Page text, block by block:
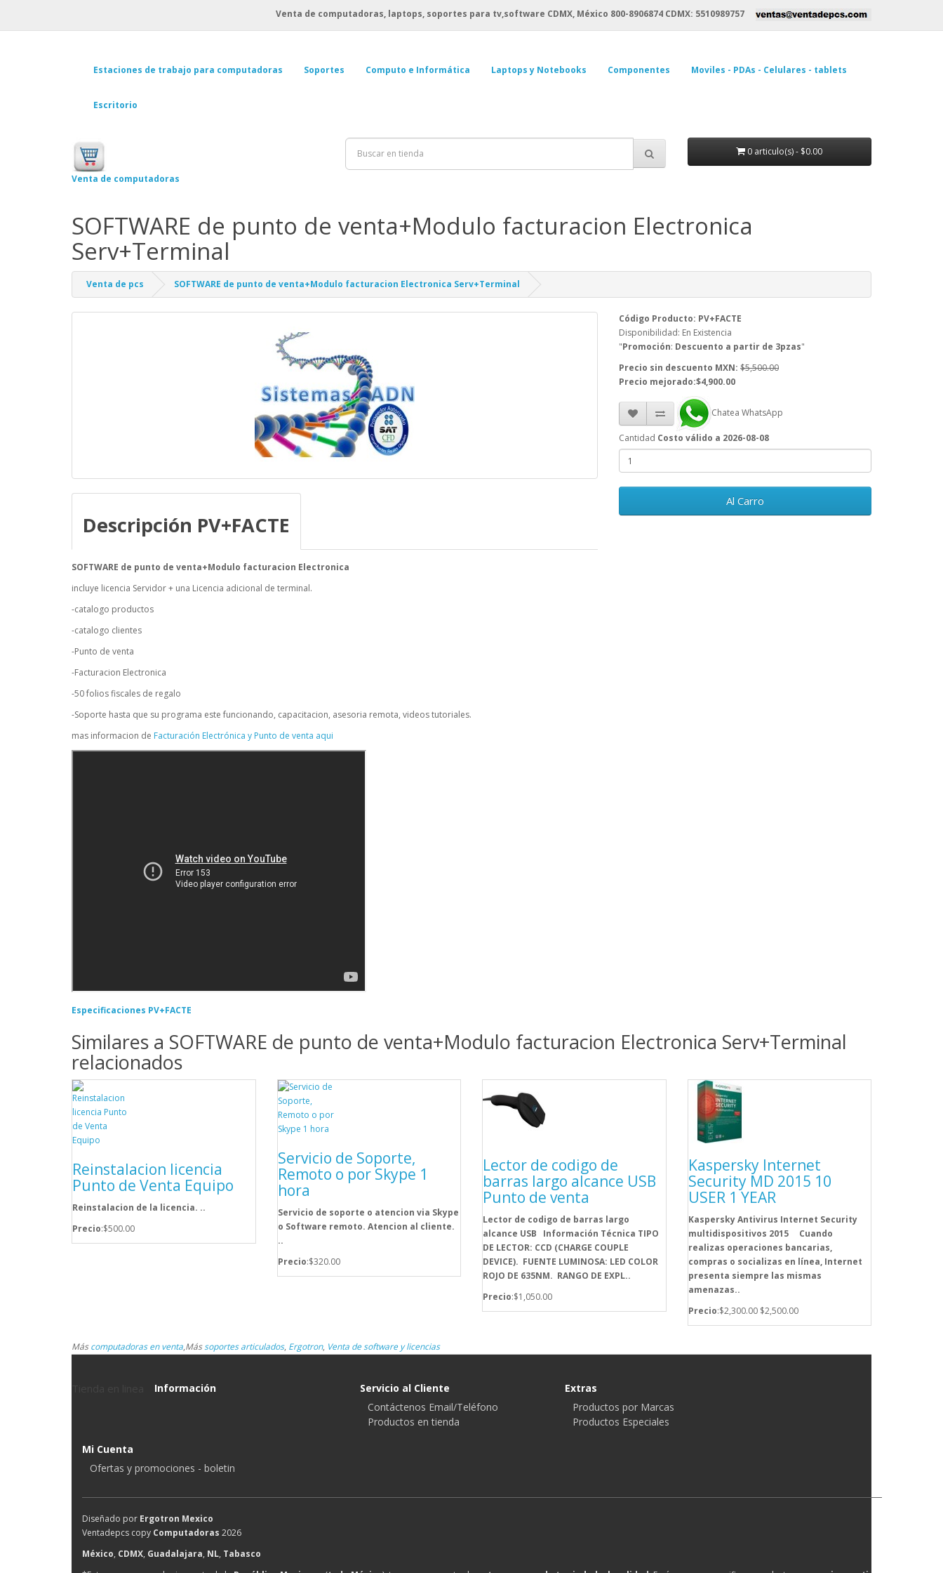
Venta de computadoras, laptops, soportes para tv,software CDMX, México 800-8906874 CDMX: 5510989757
Estaciones de trabajo para computadoras Soportes Computo e Informática Laptops y Notebooks Componentes Moviles - PDAs - Celulares - tablets
Escritorio
Venta de computadoras
0 articulo(s) - $0.00
SOFTWARE de punto de venta+Modulo facturacion Electronica
Serv+Terminal
Venta de pcs SOFTWARE de punto de venta+Modulo facturacion Electronica Serv+Terminal
Descripción PV+FACTE
SOFTWARE de punto de venta+Modulo facturacion Electronica
incluye licencia Servidor + una Licencia adicional de terminal.
-catalogo productos
-catalogo clientes
-Punto de venta
-Facturacion Electronica
-50 folios fiscales de regalo
-Soporte hasta que su programa este funcionando, capacitacion, asesoria remota, videos tutoriales.
mas informacion de Facturación Electrónica y Punto de venta aqui
Código Producto: PV+FACTE
Disponibilidad: En Existencia
"Promoción: Descuento a partir de 3pzas"
Precio sin descuento MXN: $5,500.00
Precio mejorado:$4,900.00
Chatea WhatsApp
Cantidad Costo válido a 2026-08-08
Al Carro
Especificaciones PV+FACTE
Similares a SOFTWARE de punto de venta+Modulo facturacion Electronica Serv+Terminal
relacionados
Reinstalacion licencia
Punto de Venta Equipo
Reinstalacion de la licencia. ..
Precio:$500.00
Servicio de Soporte,
Remoto o por Skype 1
hora
Servicio de soporte o atencion via Skype
o Software remoto. Atencion al cliente.
..
Precio:$320.00
Lector de codigo de
barras largo alcance USB
Punto de venta
Lector de codigo de barras largo
alcance USB Información Técnica TIPO
DE LECTOR: CCD (CHARGE COUPLE
DEVICE). FUENTE LUMINOSA: LED COLOR
ROJO DE 635NM. RANGO DE EXPL..
Precio:$1,050.00
Kaspersky Internet
Security MD 2015 10
USER 1 YEAR
Kaspersky Antivirus Internet Security
multidispositivos 2015 Cuando
realizas operaciones bancarias,
compras o socializas en línea, Internet
presenta siempre las mismas
amenazas..
Precio:$2,300.00 $2,500.00
Máscomputadoras en venta,Mássoportes articulados, Ergotron, Venta de software y licencias
Información
Servicio al Cliente
Contáctenos Email/Teléfono
Productos en tienda
Extras
Productos por Marcas
Productos Especiales
Mi Cuenta
Ofertas y promociones - boletin
Diseñado por Ergotron Mexico
Ventadepcs copy Computadoras 2026
México, CDMX, Guadalajara, NL, Tabasco